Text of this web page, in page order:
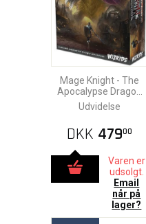
Mage Knight - The
Apocalypse Dragon
Expansion
Udvidelse
DKK 47900
Varen er
udsolgt.
Email
når på
lager?